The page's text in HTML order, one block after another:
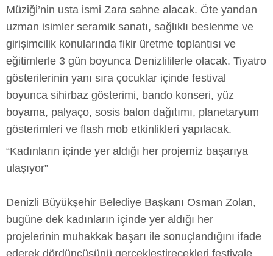
Müziği’nin usta ismi Zara sahne alacak. Öte yandan
uzman isimler seramik sanatı, sağlıklı beslenme ve
girişimcilik konularında fikir üretme toplantısı ve
eğitimlerle 3 gün boyunca Denizlililerle olacak. Tiyatro
gösterilerinin yanı sıra çocuklar içinde festival
boyunca sihirbaz gösterimi, bando konseri, yüz
boyama, palyaço, sosis balon dağıtımı, planetaryum
gösterimleri ve flash mob etkinlikleri yapılacak.
“Kadınların içinde yer aldığı her projemiz başarıya
ulaşıyor”
Denizli Büyükşehir Belediye Başkanı Osman Zolan,
bugüne dek kadınların içinde yer aldığı her
projelerinin muhakkak başarı ile sonuçlandığını ifade